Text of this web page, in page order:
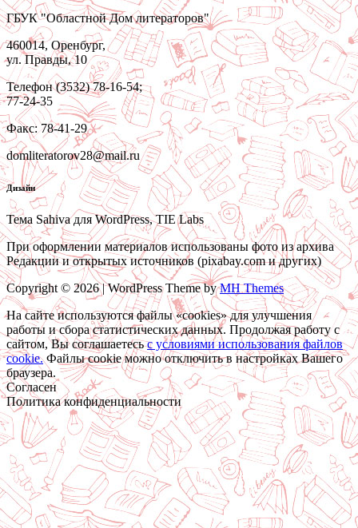
ГБУК "Областной Дом литераторов"
460014, Оренбург,
ул. Правды, 10
Телефон (3532) 78-16-54;
77-24-35
Факс: 78-41-29
domliteratorov28@mail.ru
Дизайн
Тема Sahiva для WordPress, TIE Labs
При оформлении материалов использованы фото из архива
Редакции и открытых источников (pixabay.com и других)
Copyright © 2026 | WordPress Theme byMH Themes
На сайте используются файлы «cookies» для улучшения
работы и сбора статистических данных. Продолжая работу с
сайтом, Вы соглашаетесьc условиями использования файлов
cookie.Файлы cookie можно отключить в настройках Вашего
браузера.
Согласен
Политика конфиденциальности